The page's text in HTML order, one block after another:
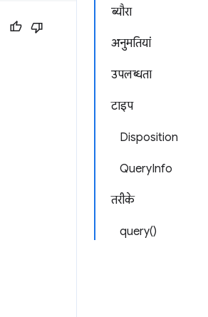
ब्यौरा
अनुमतियां
उपलब्धता
टाइप
Disposition
QueryInfo
तरीके
query()